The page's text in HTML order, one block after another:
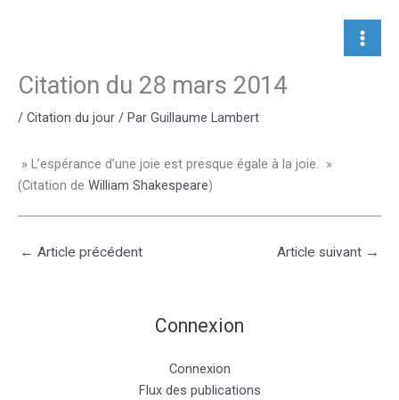
Citation du 28 mars 2014
/ Citation du jour / Par Guillaume Lambert
» L’espérance d’une joie est presque égale à la joie. »
(Citation de William Shakespeare)
← Article précédent Article suivant →
Connexion
Connexion
Flux des publications